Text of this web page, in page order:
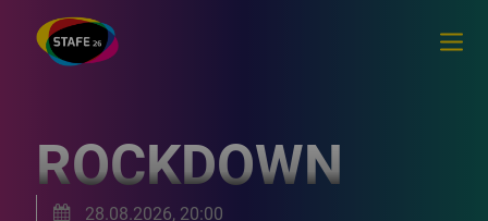
ROCKDOWN
28.08.2026, 20:00